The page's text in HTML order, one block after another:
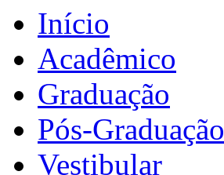
Início
Acadêmico
Graduação
Pós-Graduação
Vestibular